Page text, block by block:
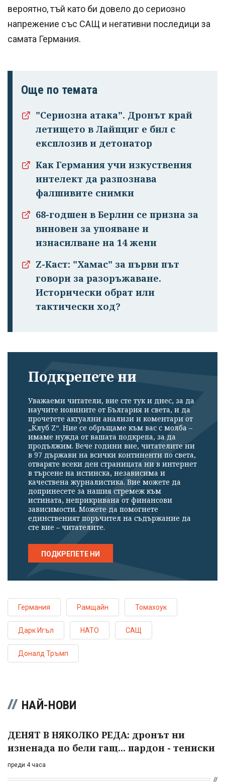
вероятно, тъй като би довело до сериозно
напрежение със САЩ и негативни последици за
самата Германия.
Още по темата
"Сериозна атака". Дронът край
летището в Лайпциг е бил с
експлозив и детонатор
Как Германия учи изкуствения
интелект да разпознава
фалшивите снимки
68-годшен в Берлин се призна за
виновен за упояване и
изнасилване на 14 жени
Z-Каст: "Хамас" за първи път
говори за разоръжаване.
Исторически обрат или
тактически ход?
Подкрепете ни
Уважаеми читатели, вие сте тук и днес, за да
научите новините от България и света, и да
прочетете актуални анализи и коментари от
„Клуб Z“. Ние се обръщаме към вас с молба –
имаме нужда от вашата подкрепа, за да
продължим. Вече години вие, читателите ни
в 97 държави на всички континенти по света,
отваряте всеки ден страницата ни в интернет
в търсене на истинска, независима и
качествена журналистика. Вие можете да
допринесете за нашия стремеж към
истината, неприкривана от финансови
зависимости. Можете да помогнете
единственият поръчител на съдържание да
сте вие – читателите.
ПОДКРЕПЕТЕ НИ
Германия Рамщайн Томахоук
Дарк Игъл НАТО САЩ
Доналд Тръмп
НАЙ-НОВИ
ДЕНЯТ В НЯКОЛКО РЕДА: дронът ни
изненада по бели гащ... пардон - тениски
преди 4 часа